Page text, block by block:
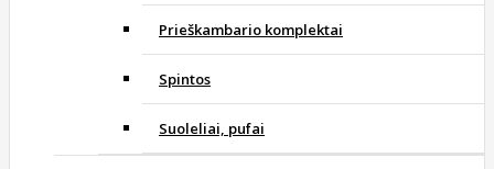
Prieškambario komplektai
Spintos
Suoleliai, pufai